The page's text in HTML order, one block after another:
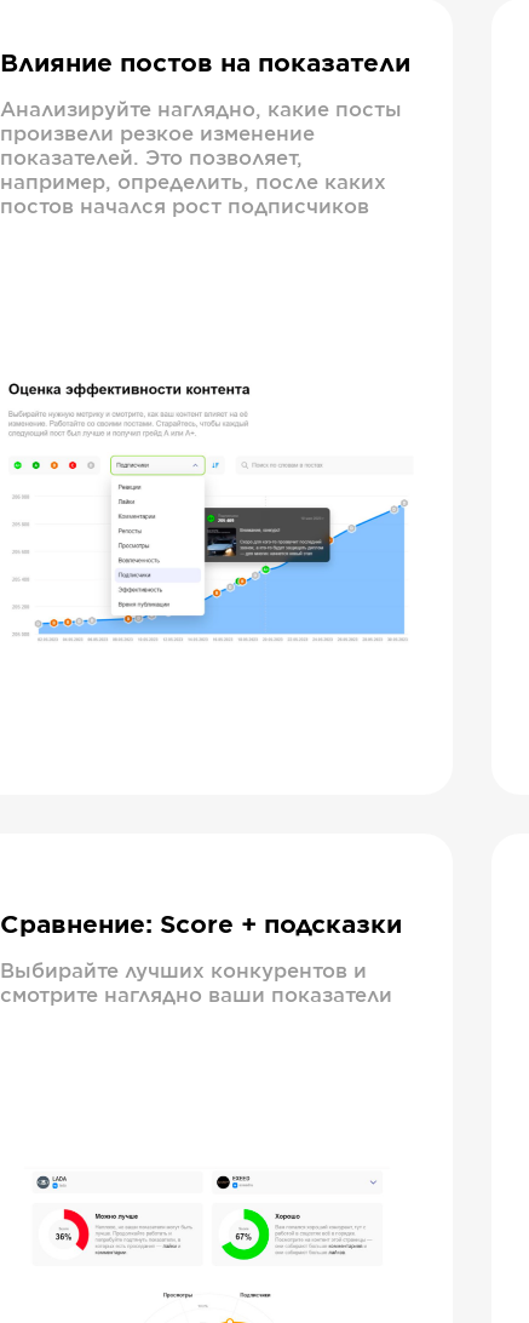
Влияние постов на показатели
Анализируйте наглядно, какие посты
произвели резкое изменение
показателей. Это позволяет,
например, определить, после каких
постов начался рост подписчиков
Сравнение: Score + подсказки
Выбирайте лучших конкурентов и
смотрите наглядно ваши показатели